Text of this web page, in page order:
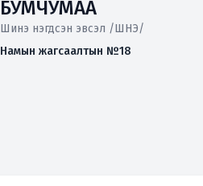
БУМЧУМАА
Шинэ нэгдсэн эвсэл /ШНЭ/
Намын жагсаалтын №18